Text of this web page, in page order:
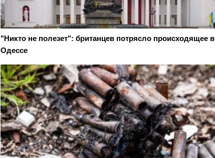
"Никто не полезет": британцев потрясло происходящее в
Одессе